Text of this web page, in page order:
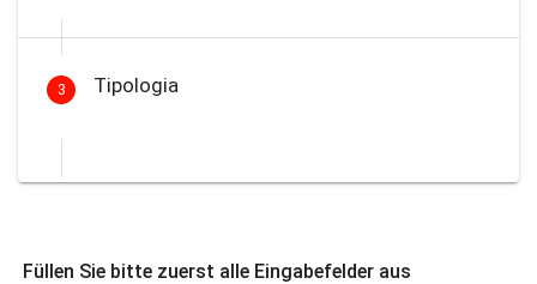
3 Tipologia
Füllen Sie bitte zuerst alle Eingabefelder aus